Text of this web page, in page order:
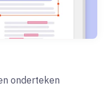
onderteken